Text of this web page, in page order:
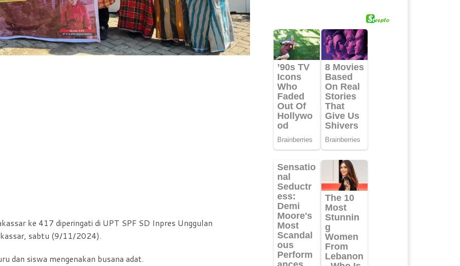
ke 417 diperingati di UPT SPF SD Inpres Unggulan
sabtu (9/11/2024).
dan siswa mengenakan busana adat.